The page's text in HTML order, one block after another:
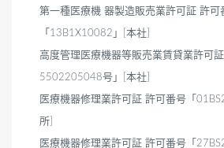
第一種医療機 器製造販売業許可証 許可
「13B1X10082」[本社]
高度管理医療機器等販売業賃貸業許可
5502205048号」[本社]
医療機器修理業許可証 許可番号「
所]
医療機器修理業許可証 許可番号「